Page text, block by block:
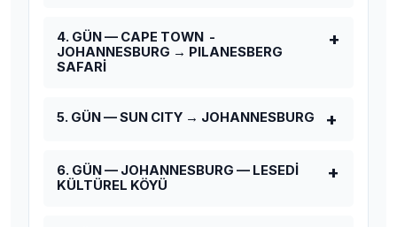
4. GÜN — CAPE TOWN -
JOHANNESBURG → PILANESBERG
SAFARİ
5. GÜN — SUN CITY → JOHANNESBURG
6. GÜN — JOHANNESBURG — LESEDİ
KÜLTÜREL KÖYÜ